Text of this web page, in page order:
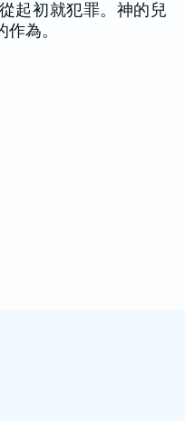
起初就犯罪。神的兒
為。